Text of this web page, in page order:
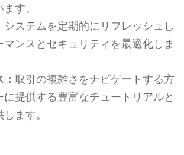
す。
システムを定期的にリフレッシュし
マンスとセキュリティを最適化しま
取引の複雑さをナビゲートする方
に提供する豊富なチュートリアルと
ます。